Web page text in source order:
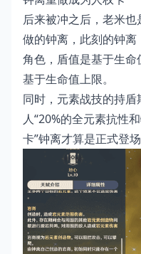
后来被冲之后，老米
做的钟离，此刻的钟
角色，盾值是基于生
基于生命值上限。
同时，元素战技的持
人“20%的全元素抗性
卡”钟离才算是正式登场